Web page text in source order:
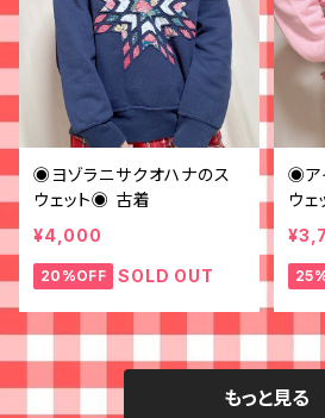
◉ヨゾラニサクオハナのス
ウェット◉ 古着
¥4,000
20%OFF SOLD OUT
◉ア
ウ
もっと見る